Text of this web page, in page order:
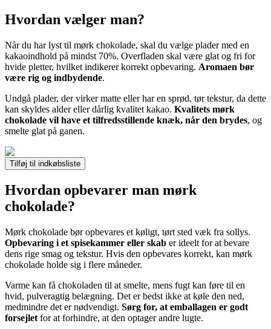
Hvordan vælger man?
Når du har lyst til mørk chokolade, skal du vælge plader med en
kakaoindhold på mindst 70%. Overfladen skal være glat og fri for
hvide pletter, hvilket indikerer korrekt opbevaring. Aromaen bør
være rig og indbydende.
Undgå plader, der virker matte eller har en sprød, tør tekstur, da dette
kan skyldes alder eller dårlig kvalitet kakao. Kvalitets mørk
chokolade vil have et tilfredsstillende knæk, når den brydes, og
smelte glat på ganen.
Tilføj til indkøbsliste
Hvordan opbevarer man mørk
chokolade?
Mørk chokolade bør opbevares et køligt, tørt sted væk fra sollys.
Opbevaring i et spisekammer eller skab er ideelt for at bevare
dens rige smag og tekstur. Hvis den opbevares korrekt, kan mørk
chokolade holde sig i flere måneder.
Varme kan få chokoladen til at smelte, mens fugt kan føre til en
hvid, pulveragtig belægning. Det er bedst ikke at køle den ned,
medmindre det er nødvendigt. Sørg for, at emballagen er godt
forsejlet for at forhindre, at den optager andre lugte.